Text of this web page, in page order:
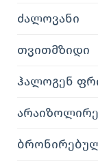
ძალოვანი
თვითმზიდი
ჰალოგენ